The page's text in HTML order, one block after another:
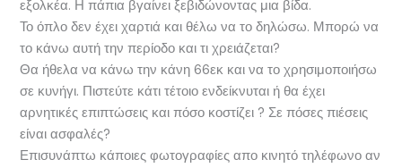
εξολκέα. Η πάπια βγαίνει ξεβιδώνοντας μια βίδα.
Το όπλο δεν έχει χαρτιά και θέλω να το δηλώσω. Μπορώ να
το κάνω αυτή την περίοδο και τι χρειάζεται?
Θα ήθελα να κάνω την κάνη 66εκ και να το χρησιμοποιήσω
σε κυνήγι. Πιστεύτε κάτι τέτοιο ενδείκνυται ή θα έχει
αρνητικές επιπτώσεις και πόσο κοστίζει ? Σε πόσες πιέσεις
είναι ασφαλές?
Επισυνάπτω κάποιες φωτογραφίες απο κινητό τηλέφωνο αν